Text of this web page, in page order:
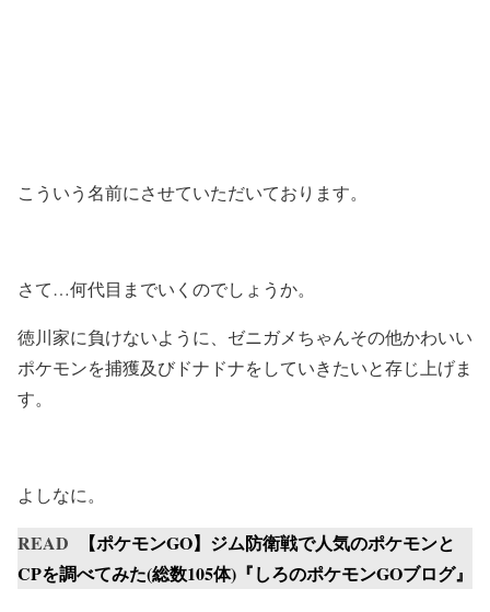
こういう名前にさせていただいております。
さて…何代目までいくのでしょうか。
徳川家に負けないように、ゼニガメちゃんその他かわいい
ポケモンを捕獲及びドナドナをしていきたいと存じ上げま
す。
よしなに。
READ
【ポケモンGO】ジム防衛戦で人気のポケモンと
CPを調べてみた(総数105体)『しろのポケモンGOブログ』